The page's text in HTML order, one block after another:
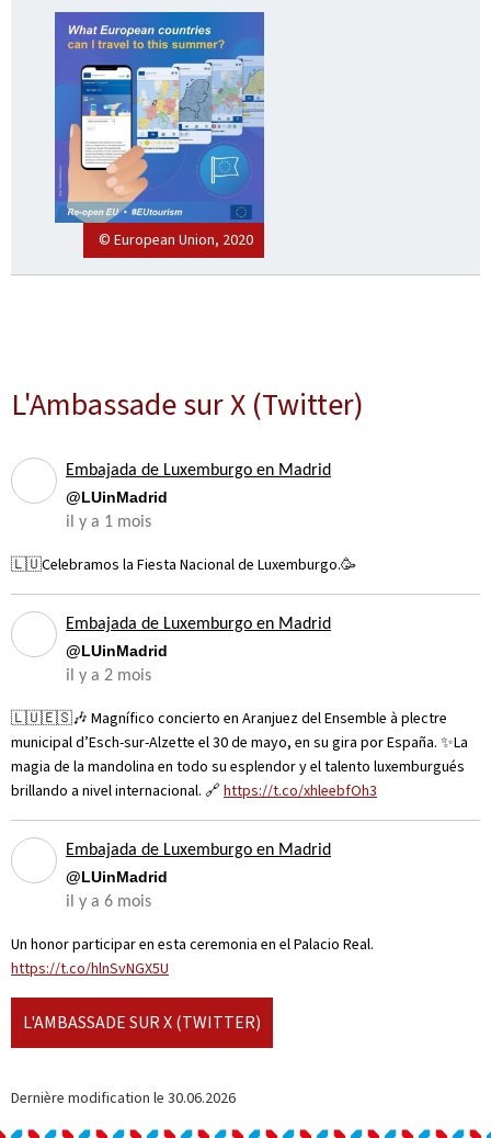
© European Union, 2020
L'Ambassade sur X (Twitter)
Embajada de Luxemburgo en Madrid
@LUinMadrid
il y a 1 mois
🇱🇺Celebramos la Fiesta Nacional de Luxemburgo.🥳
Embajada de Luxemburgo en Madrid
@LUinMadrid
il y a 2 mois
🇱🇺🇪🇸🎶 Magnífico concierto en Aranjuez del Ensemble à plectre
municipal d’Esch-sur-Alzette el 30 de mayo, en su gira por España. ✨La
magia de la mandolina en todo su esplendor y el talento luxemburgués
brillando a nivel internacional. 🔗https://t.co/xhleebfOh3
Embajada de Luxemburgo en Madrid
@LUinMadrid
il y a 6 mois
Un honor participar en esta ceremonia en el Palacio Real.
https://t.co/hlnSvNGX5U
L'AMBASSADE SUR X (TWITTER)
Dernière modification le 30.06.2026